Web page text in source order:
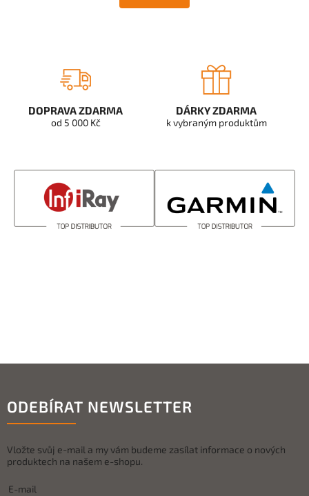
DOPRAVA ZDARMA
od 5 000 Kč
DÁRKY ZDARMA
k vybraným produktům
ODEBÍRAT NEWSLETTER
Vložte svůj e-mail a my vám budeme zasílat informace o nových
produktech na našem e-shopu.
E-mail